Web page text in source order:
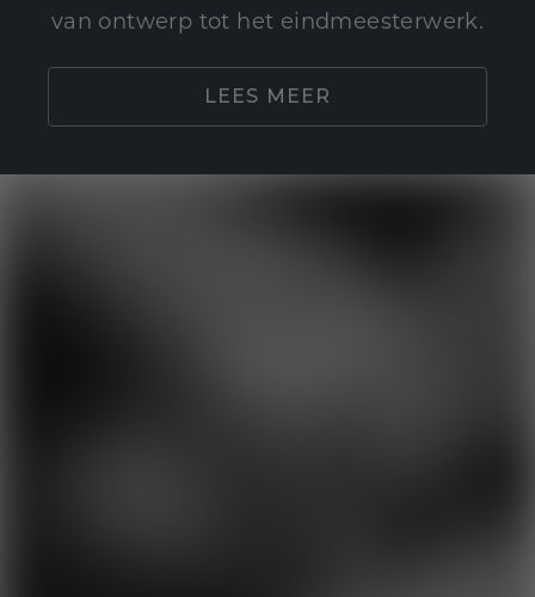
van ontwerp tot het eindmeesterwerk.
LEES MEER